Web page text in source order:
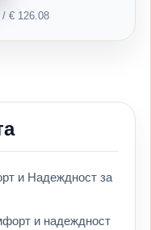
/ € 126.08
и Надеждност за
и надеждност